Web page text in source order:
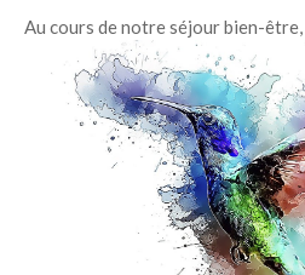
Au cours de notre séjour bien-